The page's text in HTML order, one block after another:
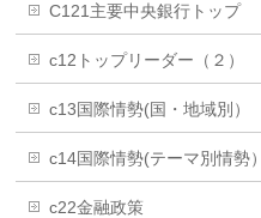
C121主要中央銀行トップ
c12トップリーダー（２）
c13国際情勢(国・地域別）
c14国際情勢(テーマ別情勢）
c22金融政策